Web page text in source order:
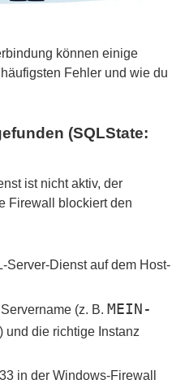
können einige
Fehler und wie du
(SQLState:
ist nicht aktiv, der
Firewall blockiert den
Server-Dienst auf dem Host-
(z. B. MEIN-
) und die richtige Instanz
in der Windows-Firewall